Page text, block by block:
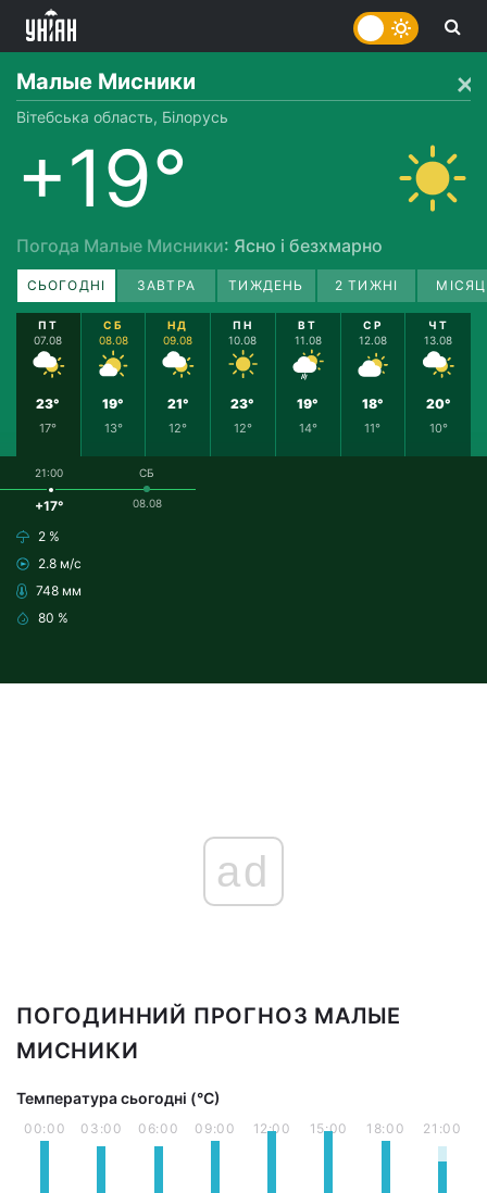
Малые Мисники
Вітебська область, Білорусь
+19°
Погода Малые Мисники: Ясно і безхмарно
СЬОГОДНІ ЗАВТРА ТИЖДЕНЬ 2 ТИЖНІ
ПТ
07.08
23°
17°
СБ
08.08
19°
13°
НД
09.08
21°
12°
ПН
10.08
23°
12°
ВТ
11.08
19°
14°
СР
12.08
18°
11°
ЧТ
13.08
20°
10°
21:00
+17°
2 %
2.8 м/с
748 мм
80 %
СБ
08.08
ad
ПОГОДИННИЙ ПРОГНОЗ МАЛЫЕ
МИСНИКИ
Температура сьогодні (°С)
00:00 03:00 06:00 09:00 12:00 15:00 18:00 21:00